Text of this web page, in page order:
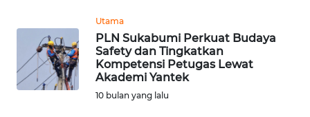
Utama
PLN Sukabumi Perkuat Budaya
Safety dan Tingkatkan
Kompetensi Petugas Lewat
Akademi Yantek
10 bulan yang lalu
WN
BOGOR
WN
DEPOK